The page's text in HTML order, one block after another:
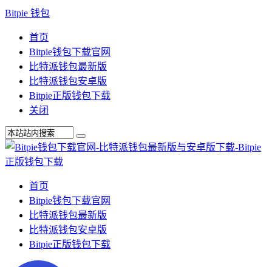
Bitpie 钱包
首页
Bitpie钱包下载官网
比特派钱包最新版
比特派钱包安卓版
Bitpie正版钱包下载
关闭
首页
Bitpie钱包下载官网
比特派钱包最新版
比特派钱包安卓版
Bitpie正版钱包下载